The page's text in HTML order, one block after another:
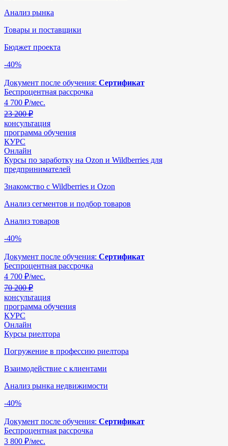
Анализ рынка
Товары и поставщики
Бюджет проекта
-40%
Документ после обучения: Сертификат
Беспроцентная рассрочка
4 700 ₽/мес.
23 200 ₽
консультация
программа обучения
КУРС
Онлайн
Курсы по заработку на Ozon и Wildberries для
предпринимателей
Знакомство с Wildberries и Ozon
Анализ сегментов и подбор товаров
Анализ товаров
-40%
Документ после обучения: Сертификат
Беспроцентная рассрочка
4 700 ₽/мес.
70 200 ₽
консультация
программа обучения
КУРС
Онлайн
Курсы риелтора
Погружение в профессию риелтора
Взаимодействие с клиентами
Анализ рынка недвижимости
-40%
Документ после обучения: Сертификат
Беспроцентная рассрочка
3 800 ₽/мес.